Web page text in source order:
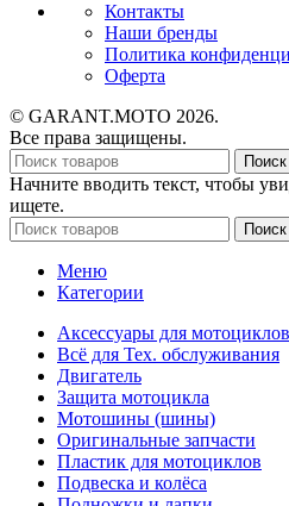
Контакты
Наши бренды
Политика
Оферта
© GARANT.MOTO 2026.
Все права защищены.
Поиск
Начните вводить текст, чтобы
ищете.
Поиск
Меню
Категории
Аксессуары для мотоциклов
Всё для Тех. обслуживания
Двигатель
Защита мотоцикла
Мотошины (шины)
Оригинальные запчасти
Пластик для мотоциклов
Подвеска и колёса